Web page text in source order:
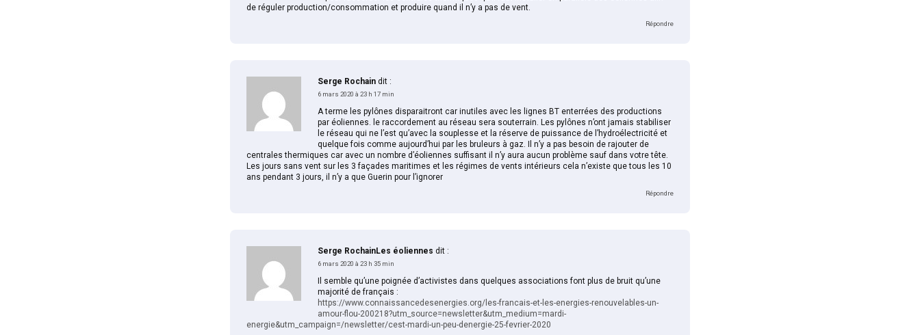
de réguler production/consommation et produire quand il n’y a pas de vent.
Répondre
Serge Rochain dit :
6 mars 2020 à 23 h 17 min
A terme les pylônes disparaitront car inutiles avec les lignes BT enterrées des productions
par éoliennes. le raccordement au réseau sera souterrain. Les pylônes n’ont jamais stabiliser
le réseau qui ne l’est qu’avec la souplesse et la réserve de puissance de l’hydroélectricité et
quelque fois comme aujourd’hui par les bruleurs à gaz. Il n’y a pas besoin de rajouter de
centrales thermiques car avec un nombre d’éoliennes suffisant il n’y aura aucun problème sauf dans votre tête.
Les jours sans vent sur les 3 façades maritimes et les régimes de vents intérieurs cela n’existe que tous les 10
ans pendant 3 jours, il n’y a que Guerin pour l’ignorer
Répondre
Serge RochainLes éoliennes dit :
6 mars 2020 à 23 h 35 min
Il semble qu’une poignée d’activistes dans quelques associations font plus de bruit qu’une
majorité de français :
https://www.connaissancedesenergies.org/les-francais-et-les-energies-renouvelables-un-
amour-flou-200218?utm_source=newsletter&utm_medium=mardi-
energie&utm_campaign=/newsletter/cest-mardi-un-peu-denergie-25-fevrier-2020